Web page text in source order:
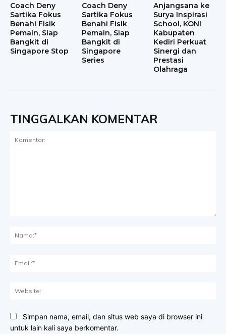
Coach Deny
Sartika Fokus
Benahi Fisik
Pemain, Siap
Bangkit di
Singapore Stop
Coach Deny
Sartika Fokus
Benahi Fisik
Pemain, Siap
Bangkit di
Singapore
Series
Anjangsana ke
Surya Inspirasi
School, KONI
Kabupaten
Kediri Perkuat
Sinergi dan
Prestasi
Olahraga
TINGGALKAN KOMENTAR
Simpan nama, email, dan situs web saya di browser ini
untuk lain kali saya berkomentar.